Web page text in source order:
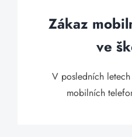
Zákaz
ve
V posledních
mobilních